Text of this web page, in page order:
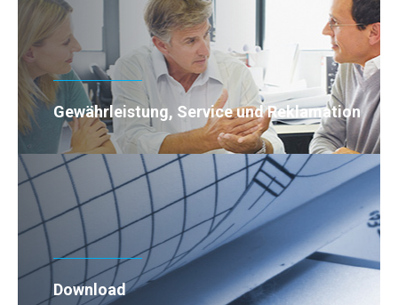
Gewährleistung, Service und Reklamation
Download